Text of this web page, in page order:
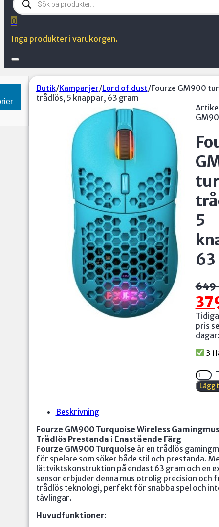
search
0
Inga produkter i varukorgen.
Butik/Kampanjer/Lord of dust/Fourze GM900
trådlös, 5 knappar, 63 gram
5
649
Det
var:
649
Det
är:
379
pris
3 i
63
Lägg
Beskrivning
Fourze GM900 Turquoise Wireless
Trådlös Prestanda i Enastående Färg
Fourze GM900 Turquoise är en trådlös
för spelare som söker både stil och prestanda.
lättviktskonstruktion på endast 63 gram och en
sensor erbjuder denna mus otrolig precision och
trådlös teknologi, perfekt för snabba spel och
tävlingar.
Huvudfunktioner: